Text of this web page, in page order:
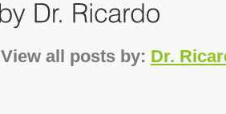
View all posts by: Dr.